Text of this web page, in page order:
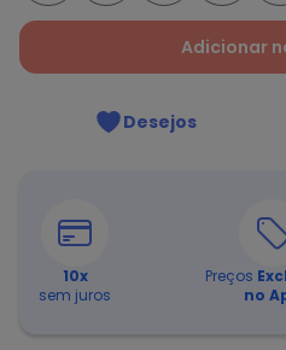
Adicionar
Desejos
10x
sem juros
Preços
no